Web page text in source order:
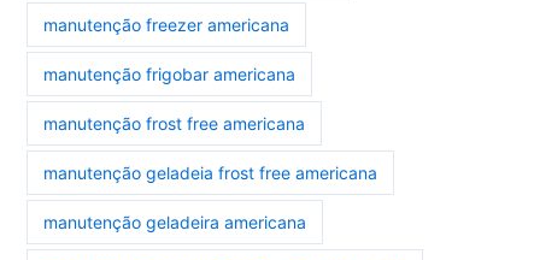
manutenção freezer americana
manutenção frigobar americana
manutenção frost free americana
manutenção geladeia frost free americana
manutenção geladeira americana